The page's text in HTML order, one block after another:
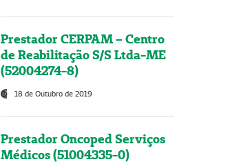
Prestador CERPAM – Centro
de Reabilitação S/S Ltda-ME
(52004274-8)
18 de Outubro de 2019
Prestador Oncoped Serviços
Médicos (51004335-0)